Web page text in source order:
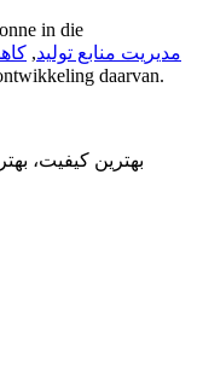
in die
مدیریت منابع تولید,
daarvan.
بهترین کیفیت،